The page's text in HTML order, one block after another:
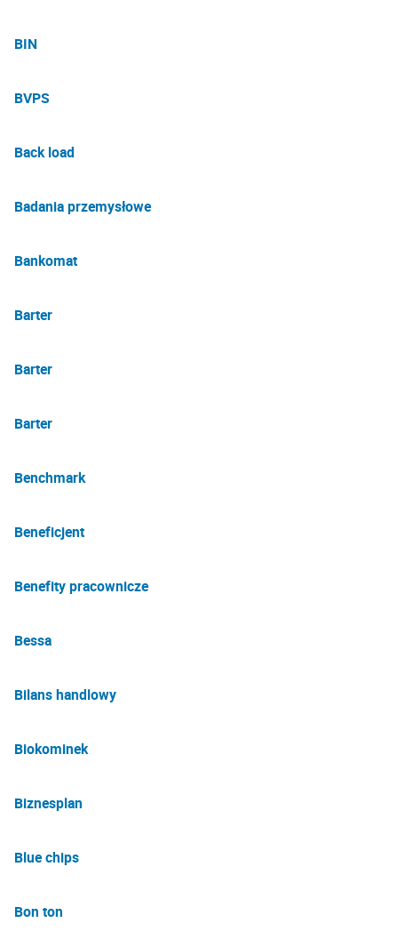
BIN
BVPS
Back load
Badania przemysłowe
Bankomat
Barter
Barter
Barter
Benchmark
Beneficjent
Benefity pracownicze
Bessa
Bilans handlowy
Biokominek
Biznesplan
Blue chips
Bon ton